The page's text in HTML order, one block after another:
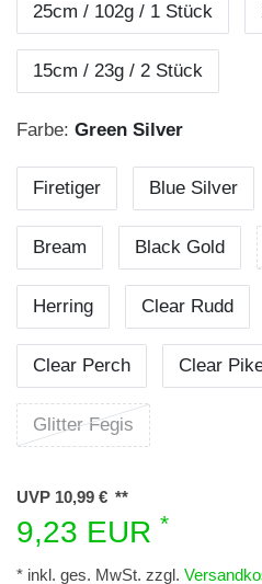
25cm / 102g / 1 Stück
15cm / 23g / 2 Stück
Farbe: Green Silver
Firetiger Blue Silver
Bream Black Gold
Herring Clear Rudd
Clear Perch Clear
Glitter Fegis
UVP 10,99 €
9,23 EUR *
* inkl. ges. MwSt. zzgl.